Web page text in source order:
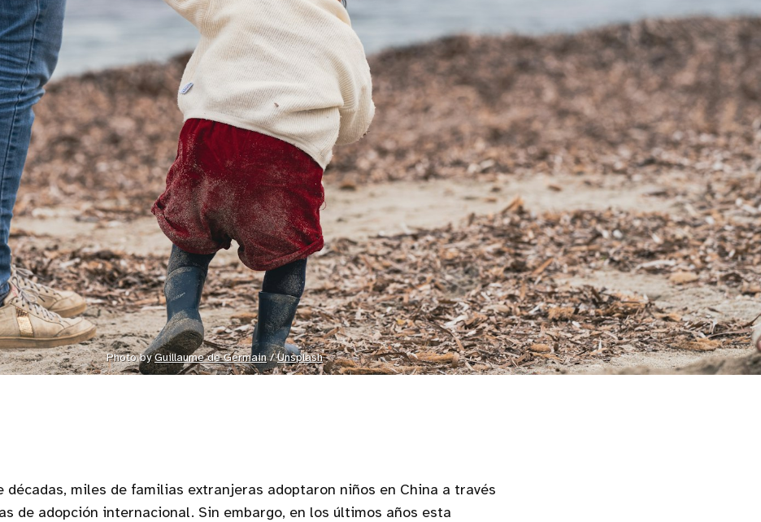
Photo by Guillaume de Germain / Unsplash
décadas, miles de familias extranjeras adoptaron niños en China a través
de adopción internacional. Sin embargo, en los últimos años esta